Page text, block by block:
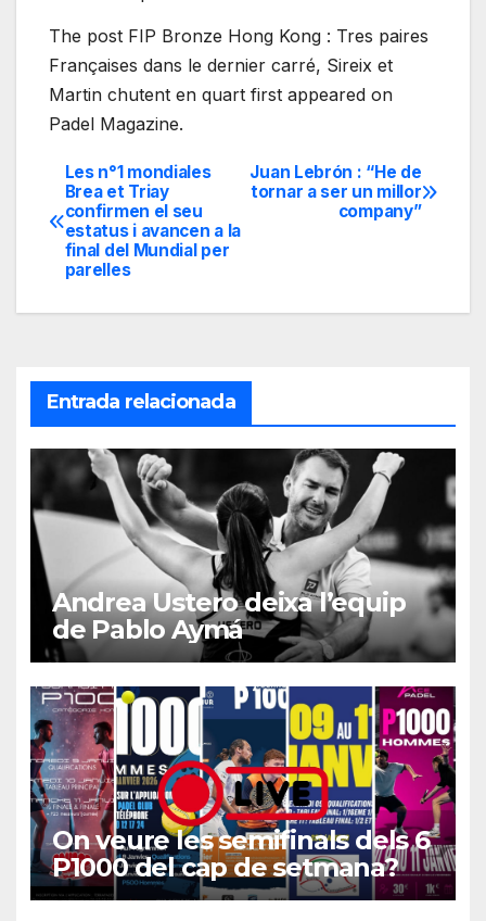
The post FIP Bronze Hong Kong : Tres paires
Françaises dans le dernier carré, Sireix et
Martin chutent en quart first appeared on
Padel Magazine.
Navegación
de
entradas
Juan Lebrón : “He de
tornar a ser un millor
company”
Les n°1 mondiales
Brea et Triay
confirmen el seu
estatus i avancen a la
final del Mundial per
parelles
Entrada relacionada
Andrea Ustero deixa l’equip
de Pablo Aymá
On veure les semifinals dels 6
P1000 del cap de setmana?